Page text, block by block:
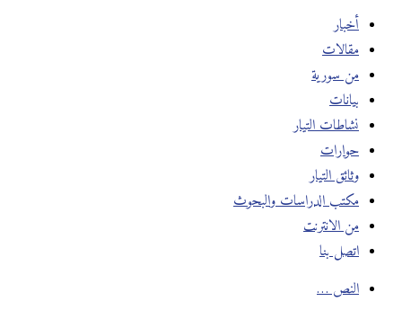
أخبار
مقالات
من سورية
بيانات
نشاطات التيار
حوارات
وثائق التيار
مكتب الدراسات والبحوث
من الانترنت
اتصل بنا
النص …